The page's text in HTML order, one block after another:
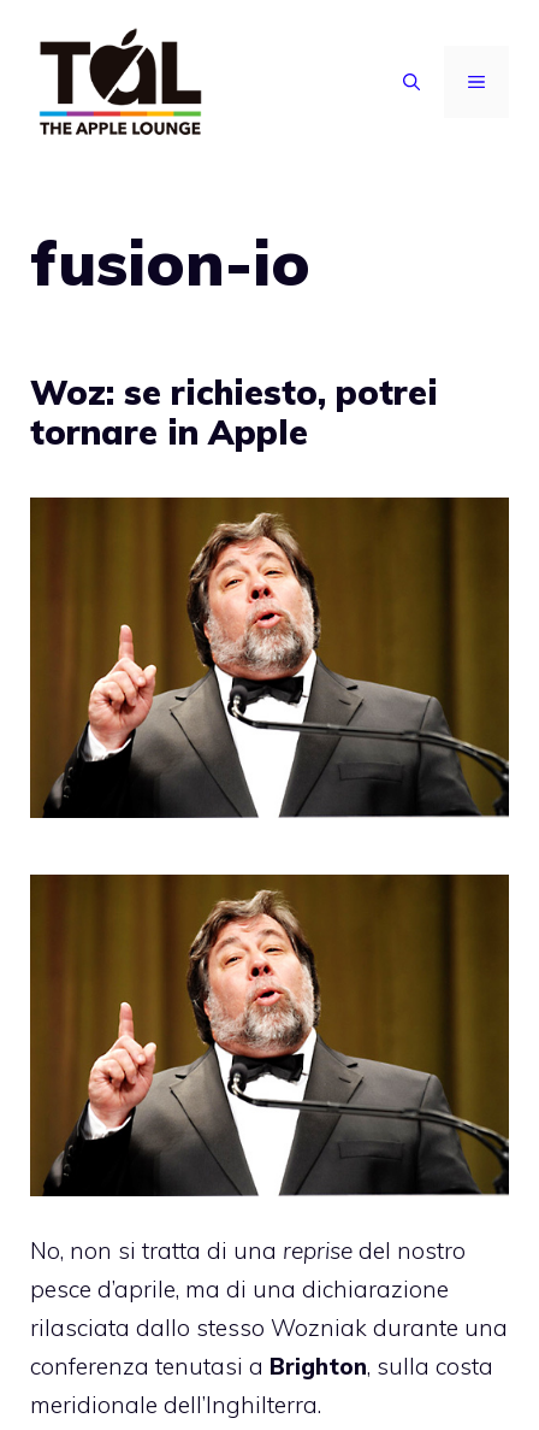
contenuto
MENU
fusion-io
Woz: se richiesto, potrei
tornare in Apple
No, non si tratta di una reprise del nostro
pesce d’aprile, ma di una dichiarazione
rilasciata dallo stesso Wozniak durante una
conferenza tenutasi a Brighton, sulla costa
meridionale dell’Inghilterra.